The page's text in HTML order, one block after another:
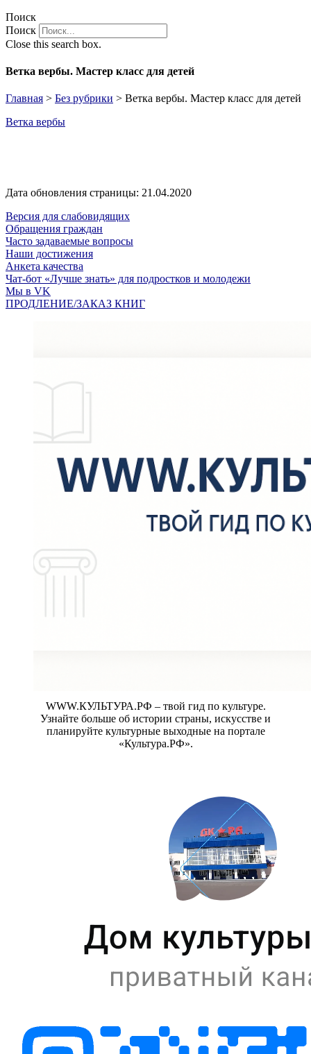
Поиск
Поиск
Close this search box.
Ветка вербы. Мастер класс для детей
Главная > Без рубрики > Ветка вербы. Мастер класс для детей
Ветка вербы
Дата обновления страницы: 21.04.2020
Версия для слабовидящих
Обращения граждан
Часто задаваемые вопросы
Наши достижения
Анкета качества
Чат-бот «Лучше знать» для подростков и молодежи
Мы в VK
ПРОДЛЕНИЕ/ЗАКАЗ КНИГ
WWW.КУЛЬТУРА.РФ – твой гид по культуре.
Узнайте больше об истории страны, искусстве и
планируйте культурные выходные на портале
«Культура.РФ».